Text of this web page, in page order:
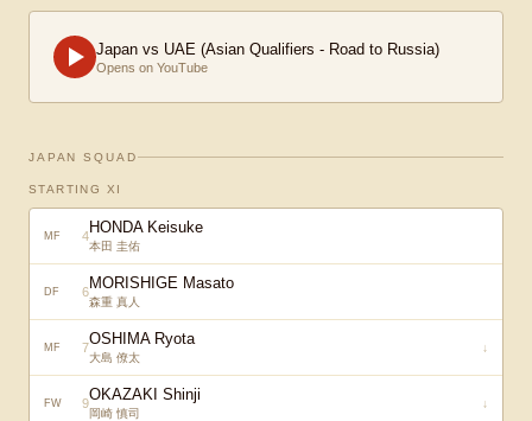
Japan vs UAE (Asian Qualifiers - Road to Russia)
Opens on YouTube
JAPAN SQUAD
STARTING XI
MF 4HONDA Keisuke
本田 圭佑
DF 6MORISHIGE Masato
森重 真人
MF 7OSHIMA Ryota
大島 僚太
↓
FW 9OKAZAKI Shinji
岡崎 慎司
↓